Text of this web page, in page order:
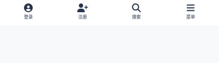
登录 注册 搜索 菜单